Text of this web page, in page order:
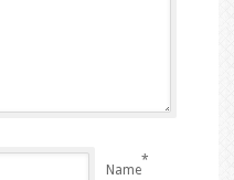
Name
*